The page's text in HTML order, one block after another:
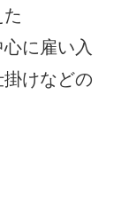
に雇い入
けなどの